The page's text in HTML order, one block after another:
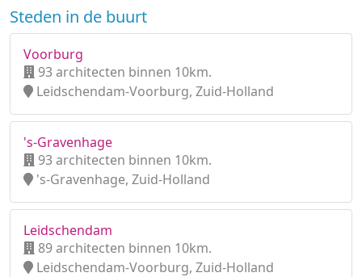
Steden in de buurt
Voorburg
93 architecten binnen 10km.
Leidschendam-Voorburg, Zuid-Holland
's-Gravenhage
93 architecten binnen 10km.
's-Gravenhage, Zuid-Holland
Leidschendam
89 architecten binnen 10km.
Leidschendam-Voorburg, Zuid-Holland